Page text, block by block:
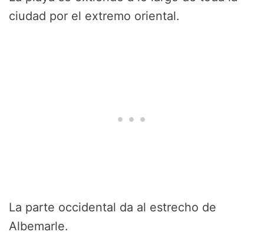
ciudad por el extremo oriental.
La parte occidental da al estrecho de
Albemarle.